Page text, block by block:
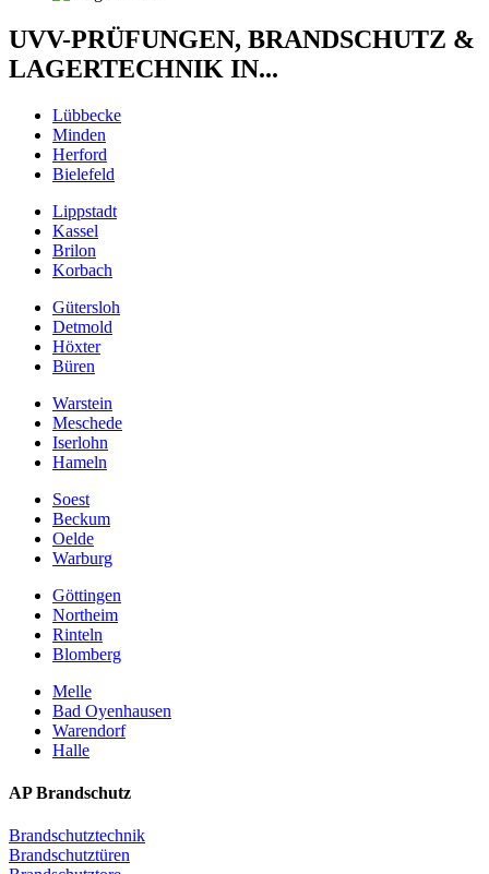
UVV-PRÜFUNGEN, BRANDSCHUTZ &
LAGERTECHNIK IN...
Lübbecke
Minden
Herford
Bielefeld
Lippstadt
Kassel
Brilon
Korbach
Gütersloh
Detmold
Höxter
Büren
Warstein
Meschede
Iserlohn
Hameln
Soest
Beckum
Oelde
Warburg
Göttingen
Northeim
Rinteln
Blomberg
Melle
Bad Oyenhausen
Warendorf
Halle
AP Brandschutz
Brandschutztechnik
Brandschutztüren